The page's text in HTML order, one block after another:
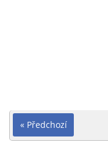
« Předchozí